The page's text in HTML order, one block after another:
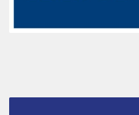
Statuten